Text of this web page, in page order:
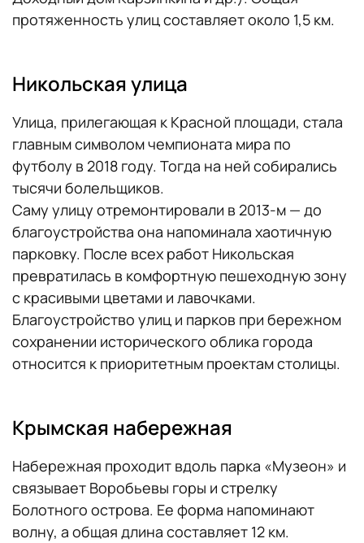
протяженность улиц составляет около 1,5 км.
Никольская улица
Улица, прилегающая к Красной площади, стала
главным символом чемпионата мира по
футболу в 2018 году. Тогда на ней собирались
тысячи болельщиков.
Саму улицу отремонтировали в 2013-м — до
благоустройства она напоминала хаотичную
парковку. После всех работ Никольская
превратилась в комфортную пешеходную зону
с красивыми цветами и лавочками.
Благоустройство улиц и парков при бережном
сохранении исторического облика города
относится к приоритетным проектам столицы.
Крымская набережная
Набережная проходит вдоль парка «Музеон» и
связывает Воробьевы горы и стрелку
Болотного острова. Ее форма напоминают
волну, а общая длина составляет 12 км.